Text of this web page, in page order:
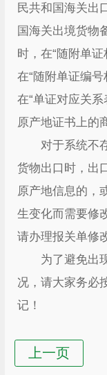
民共和国海关出
国海关出境货物
时，在“随附单证
在“随附单证编号
在“单证对应关
原产地证书上的
对于系统不
货物出口时，出
原产地信息的，
生变化而需要修
请办理报关单修
为了避免出
况，请大家务必
记！